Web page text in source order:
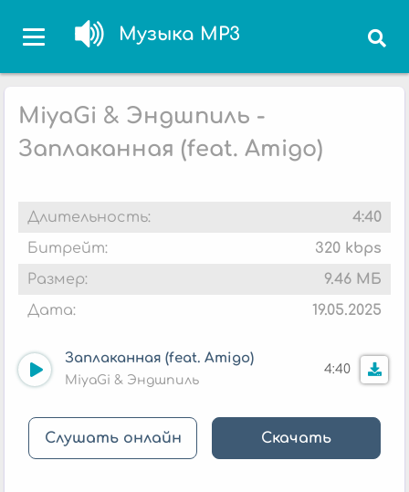
Музыка MP3
MiyaGi & Эндшпиль -
Заплаканная (feat. Amigo)
Длительность:
4:40
Битрейт:
320 kbps
Размер:
9.46 МБ
Дата:
19.05.2025
Заплаканная (feat. Amigo)
MiyaGi & Эндшпиль
4:40
Слушать онлайн Скачать